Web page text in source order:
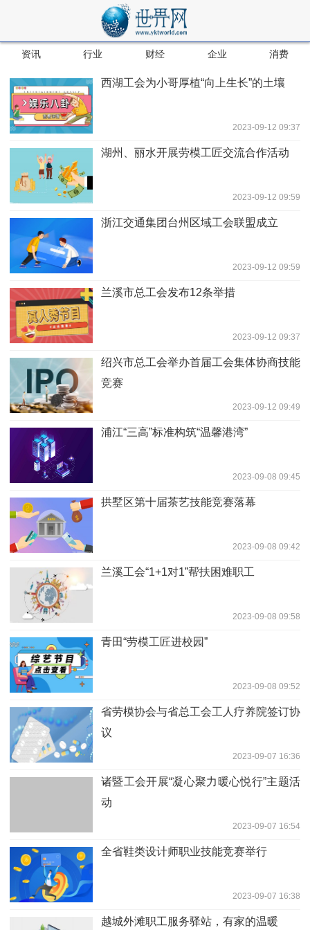
资讯 行业 财经 企业 消费
西湖工会为小哥厚植“向上生长”的土壤
2023-09-12 09:37
湖州、丽水开展劳模工匠交流合作活动
2023-09-12 09:59
浙江交通集团台州区域工会联盟成立
2023-09-12 09:59
兰溪市总工会发布12条举措
2023-09-12 09:37
绍兴市总工会举办首届工会集体协商技能
竞赛
2023-09-12 09:49
浦江“三高”标准构筑“温馨港湾”
2023-09-08 09:45
拱墅区第十届茶艺技能竞赛落幕
2023-09-08 09:42
兰溪工会“1+1对1”帮扶困难职工
2023-09-08 09:58
青田“劳模工匠进校园”
2023-09-08 09:52
省劳模协会与省总工会工人疗养院签订协
议
2023-09-07 16:36
诸暨工会开展“凝心聚力暖心悦行”主题活
动
2023-09-07 16:54
全省鞋类设计师职业技能竞赛举行
2023-09-07 16:38
越城外滩职工服务驿站，有家的温暖